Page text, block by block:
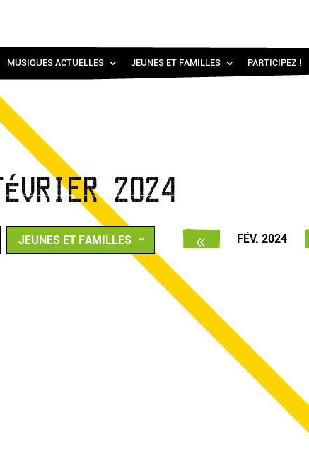
MUSIQUES ACTUELLES JEUNES ET FAMILLES PARTICIPEZ !
2024
FÉV. 2024
JEUNES ET FAMILLES